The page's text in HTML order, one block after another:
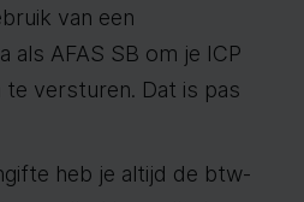
van een
als AFAS SB om je ICP
versturen. Dat is pas
heb je altijd de btw-